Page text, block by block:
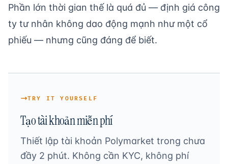
Phần lớn thời gian thế là quá đủ — định giá công
ty tư nhân không dao động mạnh như một cổ
phiếu — nhưng cũng đáng để biết.
TRY IT YOURSELF
Tạo tài khoản miễn phí
Thiết lập tài khoản Polymarket trong chưa
đầy 2 phút. Không cần KYC, không phí